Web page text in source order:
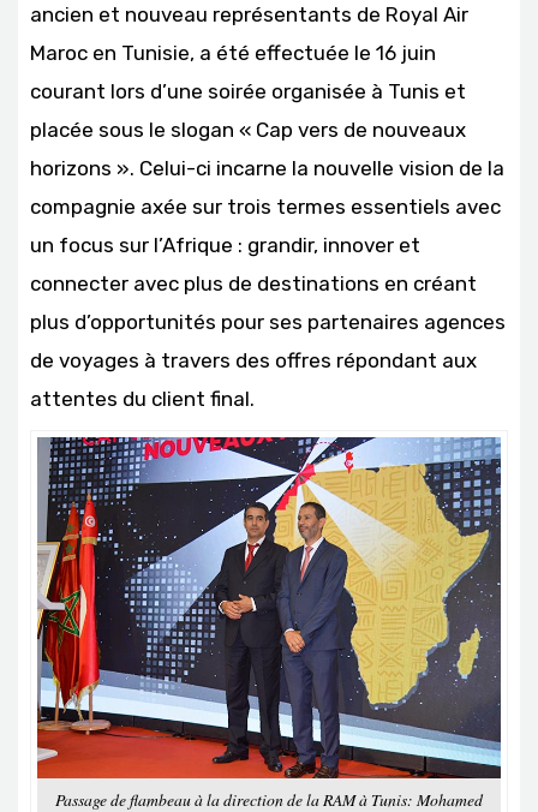
ancien et nouveau représentants de Royal Air
Maroc en Tunisie, a été effectuée le 16 juin
courant lors d’une soirée organisée à Tunis et
placée sous le slogan « Cap vers de nouveaux
horizons ». Celui-ci incarne la nouvelle vision de la
compagnie axée sur trois termes essentiels avec
un focus sur l’Afrique : grandir, innover et
connecter avec plus de destinations en créant
plus d’opportunités pour ses partenaires agences
de voyages à travers des offres répondant aux
attentes du client final.
Passage de flambeau à la direction de la RAM à Tunis: Mohamed